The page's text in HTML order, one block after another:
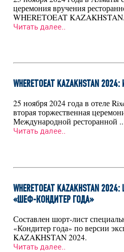
церемония вручения
WHERETOEAT
Читать далее..
WHERETOEAT KAZAKHSTAN
25 ноября 2024 года в отеле
вторая торжественная
Международной ресторанной ..
Читать далее..
WHERETOEAT KAZAKHSTAN
«ШЕФ-КОНДИТЕР ГОДА»
Составлен шорт-лист
«Кондитер года» по версии
KAZAKHSTAN 2024.
Читать далее..